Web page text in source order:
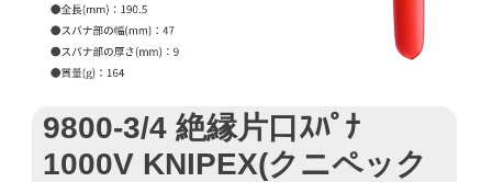
9800-3/4 絶縁片口ｽﾊﾟﾅ
1000V KNIPEX(クニペック